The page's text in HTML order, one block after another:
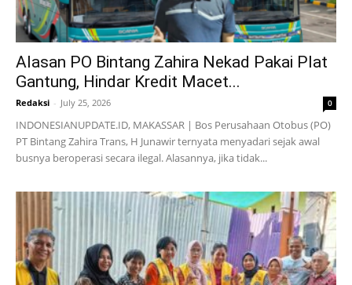
Alasan PO Bintang Zahira Nekad Pakai Plat
Gantung, Hindar Kredit Macet...
Redaksi - July 25, 2026 0
INDONESIANUPDATE.ID, MAKASSAR | Bos Perusahaan Otobus (PO)
PT Bintang Zahira Trans, H Junawir ternyata menyadari sejak awal
busnya beroperasi secara ilegal. Alasannya, jika tidak...